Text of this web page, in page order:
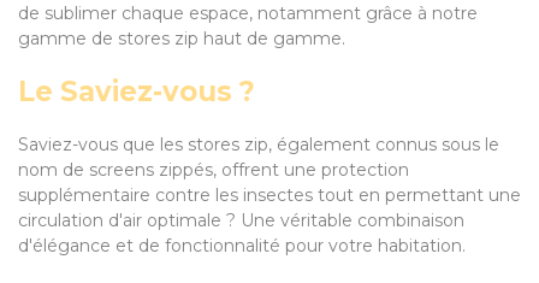
de sublimer chaque espace, notamment grâce à notre
gamme de stores zip haut de gamme.
Le Saviez-vous ?
Saviez-vous que les stores zip, également connus sous le
nom de screens zippés, offrent une protection
supplémentaire contre les insectes tout en permettant une
circulation d'air optimale ? Une véritable combinaison
d'élégance et de fonctionnalité pour votre habitation.